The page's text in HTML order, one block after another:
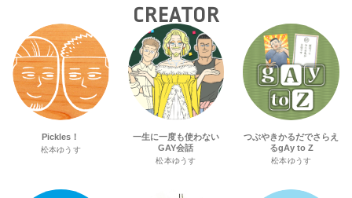
CREATOR
Pickles！
松本ゆうす
一生に一度も使わない
GAY会話
松本ゆうす
つぶやきかるだでさらえ
るgAy to Z
松本ゆうす